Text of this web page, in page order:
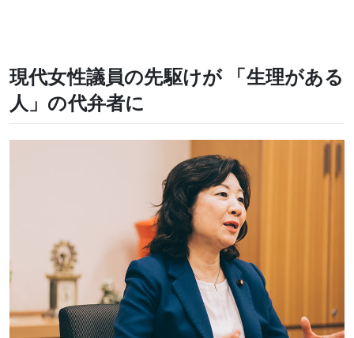
現代女性議員の先駆けが 「生理がある
人」の代弁者に